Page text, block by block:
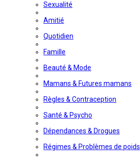
Sexualité
Amitié
Quotidien
Famille
Beauté & Mode
Mamans & Futures mamans
Règles & Contraception
Santé & Psycho
Dépendances & Drogues
Régimes & Problèmes de poids